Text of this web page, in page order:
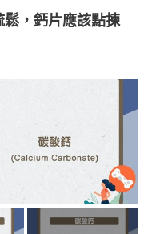
，鈣片應該點揀